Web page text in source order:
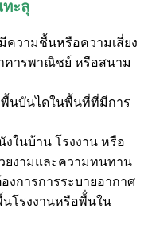
ะลุ
ความชื้นหรือความเสี่ยง
คารพาณิชย์ หรือสนาม
พื้นบันไดในพื้นที่ที่มีการ
ในบ้าน โรงงาน หรือ
ยงามและความทนทาน
งการการระบายอากาศ
โรงงานหรือพื้่นใน